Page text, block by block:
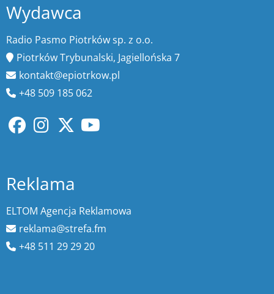
Wydawca
Radio Pasmo Piotrków sp. z o.o.
Piotrków Trybunalski, Jagiellońska 7
kontakt@epiotrkow.pl
+48 509 185 062
Reklama
ELTOM Agencja Reklamowa
reklama@strefa.fm
+48 511 29 29 20